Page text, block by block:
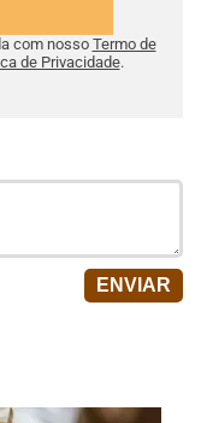
com nosso Termo de
de Privacidade.